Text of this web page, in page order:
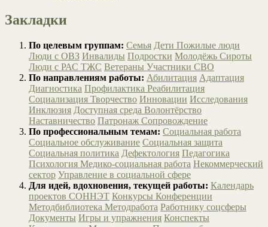
Закладки
По целевым группам: Семья Дети Пожилые люди
Люди с ОВЗ Инвалиды Подростки Молодёжь Сироты
Люди с РАС ТЖС Ветераны Участники СВО
По направлениям работы: Абилитация Адаптация
Диагностика Профилактика Реабилитация
Социализация Творчество Инновации Исследования
Инклюзия Доступная среда Волонтёрство
Наставничество Патронаж Сопровождение
По профессиональным темам: Социальная работа
Социальное обслуживание Социальная защита
Социальная политика Дефектология Педагогика
Психология Медико-социальная работа Некоммерческий
сектор Управление в социальной сфере
Для идей, вдохновения, текущей работы: Календарь
проектов СОННЭТ Конкурсы Конференции
Методбиблиотека Методработа Работнику соцсферы
Документы Игры и упражнения Конспекты